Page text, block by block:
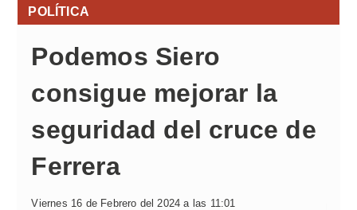
POLÍTICA
Podemos Siero
consigue mejorar la
seguridad del cruce de
Ferrera
Viernes 16 de Febrero del 2024 a las 11:01